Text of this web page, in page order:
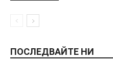
ПОСЛЕДВАЙТЕ НИ